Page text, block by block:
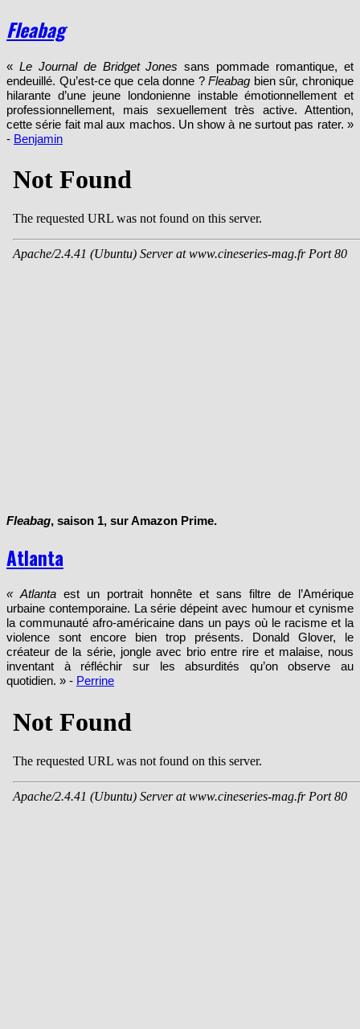
Fleabag
« Le Journal de Bridget Jones sans pommade romantique, et
endeuillé. Qu’est-ce que cela donne ?Fleabag bien sûr, chronique
hilarante d’une jeune londonienne instable émotionnellement et
professionnellement, mais sexuellement très active. Attention,
cette série fait mal aux machos. Un show à ne surtout pas rater. »
- Benjamin
Fleabag, saison 1, sur Amazon Prime.
Atlanta
« Atlanta est un portrait honnête et sans filtre de l’Amérique
urbaine contemporaine. La série dépeint avec humour et cynisme
la communauté afro-américaine dans un pays où le racisme et la
violence sont encore bien trop présents. Donald Glover, le
créateur de la série, jongle avec brio entre rire et malaise, nous
inventant à réfléchir sur les absurdités qu’on observe au
quotidien. » - Perrine